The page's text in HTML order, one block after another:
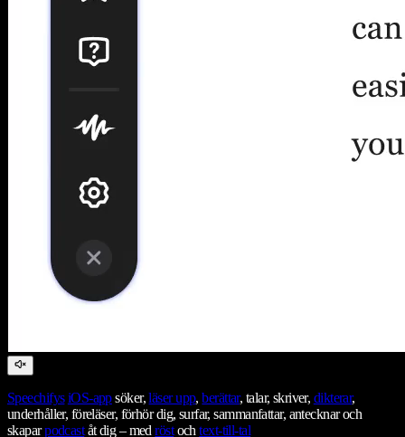
Speechifys iOS-appsöker,läser upp,berättar, talar, skriver, dikterar,
underhåller, föreläser, förhör dig, surfar, sammanfattar, antecknar och
skaparpodcaståt dig – medröstochtext-till-tal